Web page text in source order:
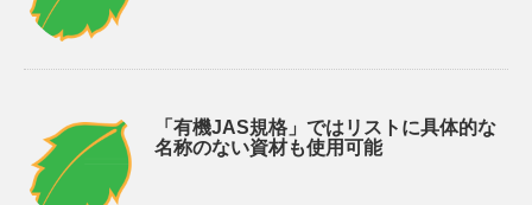
「有機JAS規格」ではリストに具体的な
名称のない資材も使用可能